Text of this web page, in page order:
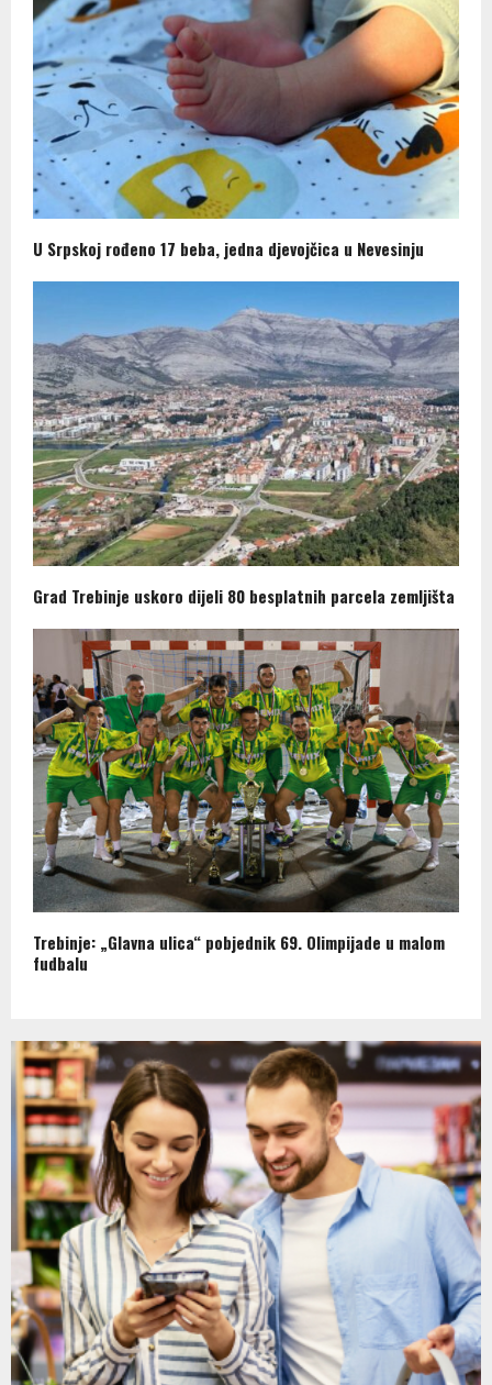
U Srpskoj rođeno 17 beba, jedna djevojčica u Nevesinju
Grad Trebinje uskoro dijeli 80 besplatnih parcela zemljišta
Trebinje: „Glavna ulica“ pobjednik 69. Olimpijade u malom
fudbalu